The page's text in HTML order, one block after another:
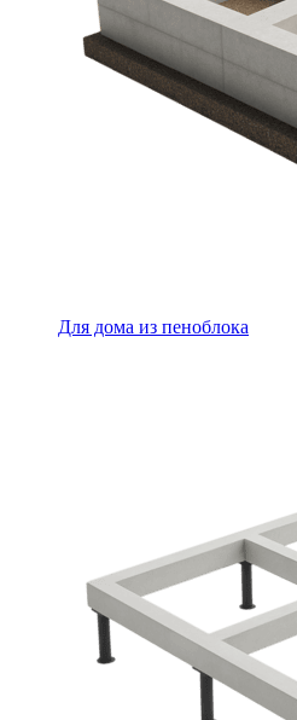
Для дома из пеноблока